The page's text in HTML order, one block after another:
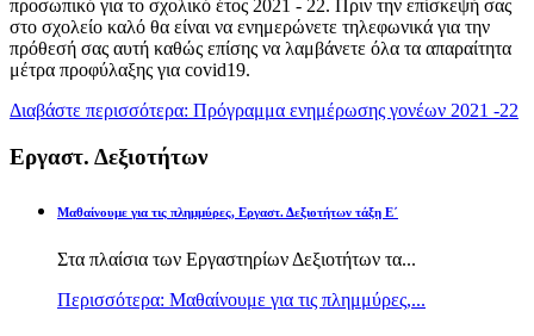
προσωπικό για το σχολικό έτος 2021 - 22. Πριν την επίσκεψή σας
στο σχολείο καλό θα είναι να ενημερώνετε τηλεφωνικά για την
πρόθεσή σας αυτή καθώς επίσης να λαμβάνετε όλα τα απαραίτητα
μέτρα προφύλαξης για covid19.
Διαβάστε περισσότερα: Πρόγραμμα ενημέρωσης γονέων 2021 -22
Εργαστ. Δεξιοτήτων
Μαθαίνουμε για τις πλημμύρες, Εργαστ. Δεξιοτήτων τάξη Ε΄
Στα πλαίσια των Εργαστηρίων Δεξιοτήτων τα...
Περισσότερα: Μαθαίνουμε για τις πλημμύρες,...